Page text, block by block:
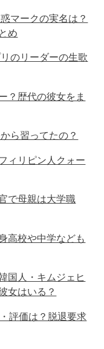
マークの実名は？
め
のリーダーの生歌
？歴代の彼女をま
ら習ってたの？
ィリピン人クォー
で母親は大学職
高校や中学なども
国人・キムジェヒ
女はいる？
評価は？脱退要求